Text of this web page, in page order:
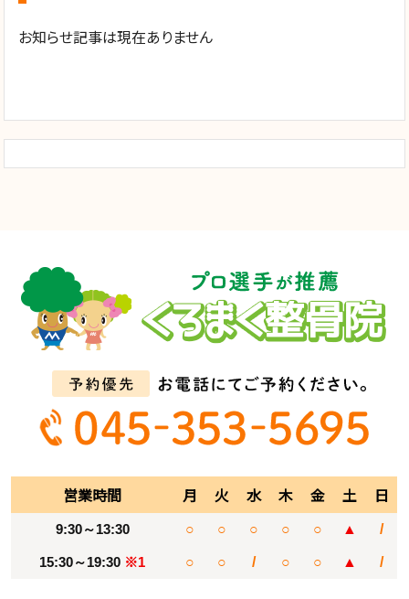
お知らせ記事は現在ありません
営業時間 月 火 水 木 金 土 日
9:30～13:30 ○ ○ ○ ○ ○ ▲ /
15:30～19:30 ※1 ○ ○ / ○ ○ ▲ /